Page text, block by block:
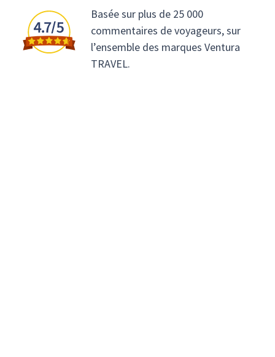
Basée sur plus de 25 000
commentaires de voyageurs, sur
l’ensemble des marques Ventura
TRAVEL.